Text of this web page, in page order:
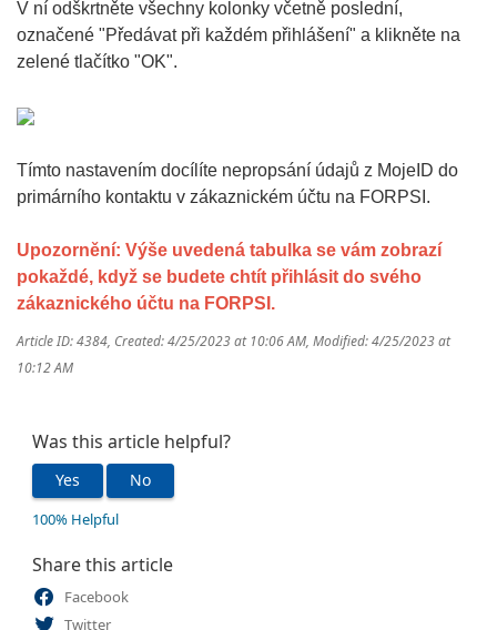
V ní odškrtněte všechny kolonky včetně poslední,
označené "Předávat při každém přihlášení" a klikněte na
zelené tlačítko "OK".
Tímto nastavením docílíte nepropsání údajů z MojeID do
primárního kontaktu v zákaznickém účtu na FORPSI.
Upozornění: Výše uvedená tabulka se vám zobrazí
pokaždé, když se budete chtít přihlásit do svého
zákaznického účtu na FORPSI.
Article ID: 4384, Created: 4/25/2023 at 10:06 AM, Modified: 4/25/2023 at
10:12 AM
Was this article helpful?
Yes No
100% Helpful
Share this article
Facebook
Twitter